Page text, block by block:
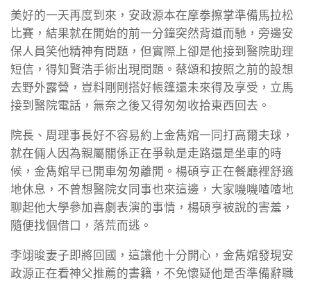
美好的一天再度到來，安政源本在摩拳擦掌準備馬拉松
比賽，結果就在開始的前一分鐘突然背道而馳，旁邊安
保人員笑他精神有問題，但實際上卻是他接到醫院助理
短信，得知賢浩手術出現問題。蔡頌和按照之前的設想
去野外露營，豈料剛剛搭好帳篷還未來得及享受，立馬
接到醫院電話，無奈之後又得匆匆收拾東西回去。
院長、周理事長好不容易約上金雋婠一同打高爾夫球，
就在倆人因為親屬關係正在爭執是走路還是坐車的時
候，金雋婠早已開車匆匆離開。楊碩亨正在餐廳裡舒適
地休息，不曾想醫院女同事也來這邊，大家嘰嘰喳喳地
聊起他大學參加喜劇表演的事情，楊碩亨被說的害羞，
隨便找個借口，落荒而逃。
李翊晙妻子即將回國，這讓他十分開心，金雋婠發現安
政源正在看神父推薦的書籍，不免懷疑他是否準備辭職